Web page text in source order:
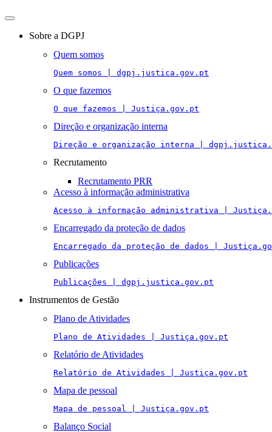
Toggle
navigationSobre a DGPJ
Quem somos
Quem somos | dgpj.justica.gov.pt
O que fazemos
O que fazemos | Justiça.gov.pt
Direção e organização interna
Direção e organização interna |
Recrutamento
Recrutamento PRR
Acesso à informação administrativa
Acesso à informação administrativa |
Encarregado da proteção de dados
Encarregado da proteção de dados |
Publicações
Publicações | dgpj.justica.gov.pt
Instrumentos de Gestão
Plano de Atividades
Plano de Atividades | Justiça.gov.pt
Relatório de Atividades
Relatório de Atividades | Justiça.gov.pt
Mapa de pessoal
Mapa de pessoal | Justiça.gov.pt
Balanço Social